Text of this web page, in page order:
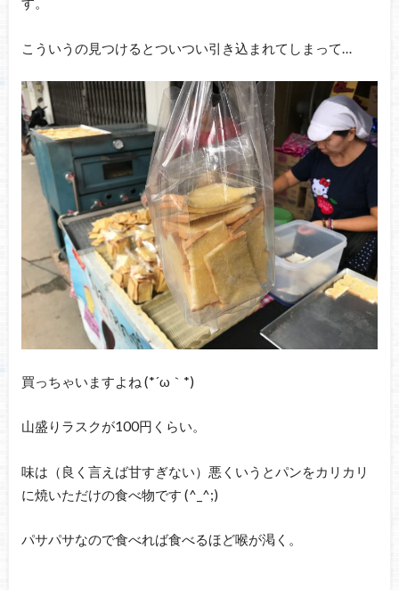
こういうの見つけるとついつい引き込まれてしまって…
買っちゃいますよね (*´ω｀*)
山盛りラスクが100円くらい。
味は（良く言えば甘すぎない）悪くいうとパンをカリカリ
に焼いただけの食べ物です (^_^;)
パサパサなので食べれば食べるほど喉が渇く。